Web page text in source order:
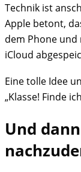
Technik ist
Apple betont,
dem Phone
iCloud
Eine tolle Idee
„Klasse! Finde
Und